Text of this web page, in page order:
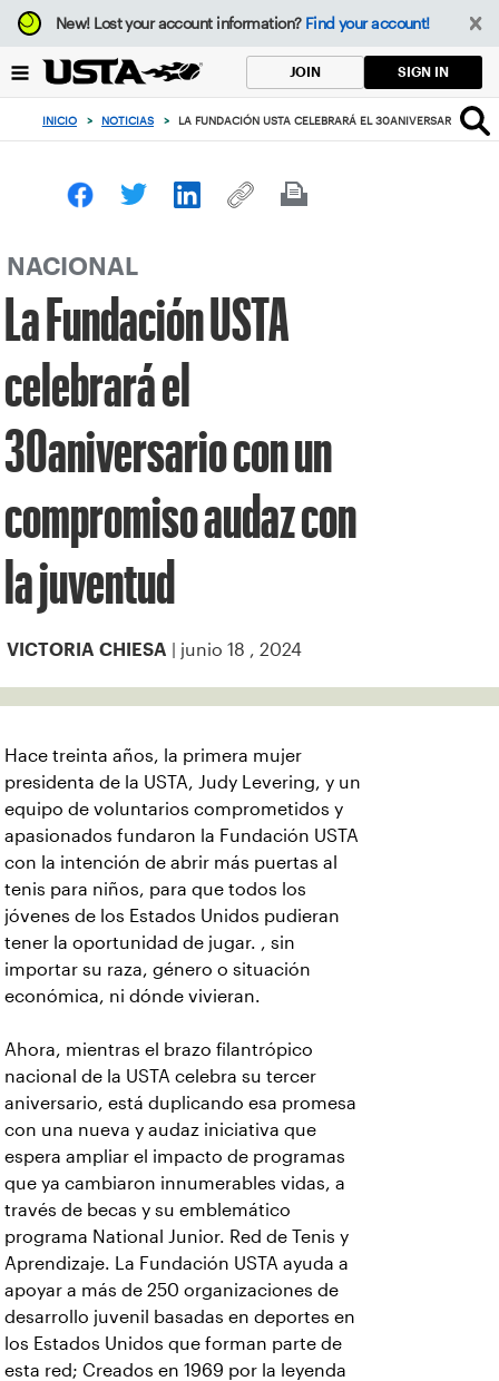
Enfoque
desde
botón
volver
principio
New!Lost your account information? Find your account!
JOIN SIGN IN
INICIO > NOTICIAS > LA FUNDACIÓN USTA CELEBRARÁ EL 30ANIVERSARIO
NACIONAL
La Fundación USTA
celebrará el
30aniversario con un
compromiso audaz con
la juventud
VICTORIA CHIESA | junio 18 , 2024
Hace treinta años, la primera mujer
presidenta de la USTA, Judy Levering, y un
equipo de voluntarios comprometidos y
apasionados fundaron la Fundación USTA
con la intención de abrir más puertas al
tenis para niños, para que todos los
jóvenes de los Estados Unidos pudieran
tener la oportunidad de jugar. , sin
importar su raza, género o situación
económica, ni dónde vivieran.
Ahora, mientras el brazo filantrópico
nacional de la USTA celebra su tercer
aniversario, está duplicando esa promesa
con una nueva y audaz iniciativa que
espera ampliar el impacto de programas
que ya cambiaron innumerables vidas, a
través de becas y su emblemático
programa National Junior. Red de Tenis y
Aprendizaje. La Fundación USTA ayuda a
apoyar a más de 250 organizaciones de
desarrollo juvenil basadas en deportes en
los Estados Unidos que forman parte de
esta red; Creados en 1969 por la leyenda